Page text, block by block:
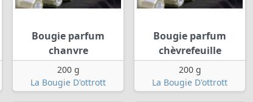
Bougie parfum
chanvre
200 g
La Bougie D'ottrott
Bougie parfum
chèvrefeuille
200 g
La Bougie D'ottrott